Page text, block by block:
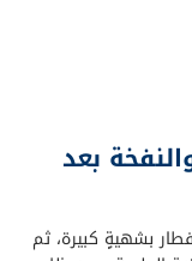
بعد
بشهيةٍ كبيرة، ثم